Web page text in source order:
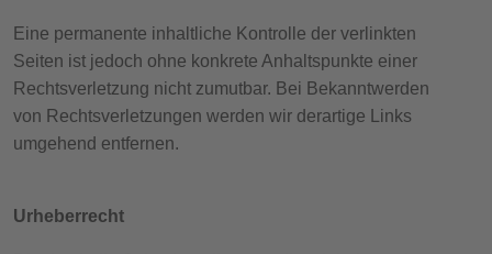
Eine permanente inhaltliche Kontrolle der verlinkten
Seiten ist jedoch ohne konkrete Anhaltspunkte einer
Rechtsverletzung nicht zumutbar. Bei Bekanntwerden
von Rechtsverletzungen werden wir derartige Links
umgehend entfernen.
Urheberrecht